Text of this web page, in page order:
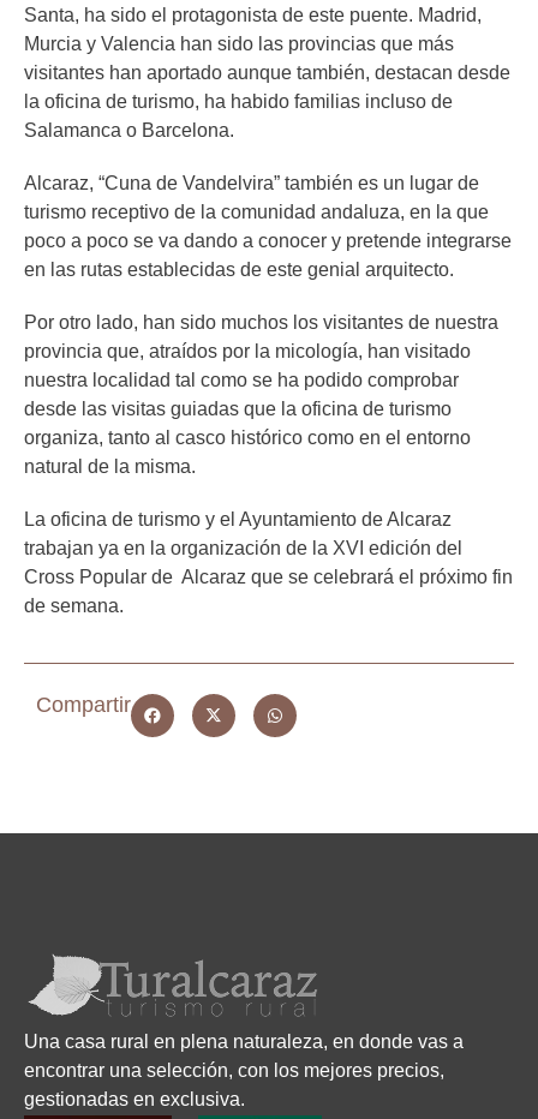
Santa, ha sido el protagonista de este puente. Madrid,
Murcia y Valencia han sido las provincias que más
visitantes han aportado aunque también, destacan desde
la oficina de turismo, ha habido familias incluso de
Salamanca o Barcelona.
Alcaraz, “Cuna de Vandelvira” también es un lugar de
turismo receptivo de la comunidad andaluza, en la que
poco a poco se va dando a conocer y pretende integrarse
en las rutas establecidas de este genial arquitecto.
Por otro lado, han sido muchos los visitantes de nuestra
provincia que, atraídos por la micología, han visitado
nuestra localidad tal como se ha podido comprobar
desde las visitas guiadas que la oficina de turismo
organiza, tanto al casco histórico como en el entorno
natural de la misma.
La oficina de turismo y el Ayuntamiento de Alcaraz
trabajan ya en la organización de la XVI edición del
Cross Popular de Alcaraz que se celebrará el próximo fin
de semana.
Compartir
Una casa rural en plena naturaleza, en donde vas a
encontrar una selección, con los mejores precios,
gestionadas en exclusiva.